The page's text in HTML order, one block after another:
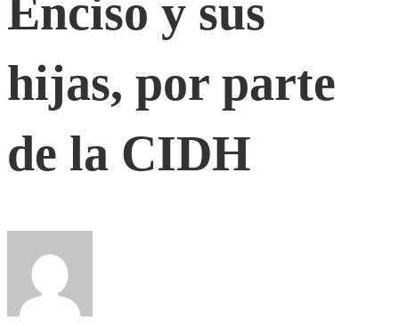
favor
de
la
señora
María
Enciso y sus
hijas, por parte
de la CIDH